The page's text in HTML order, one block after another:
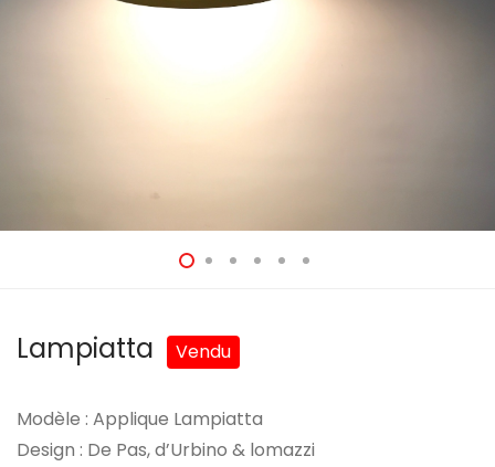
Lampiatta
Modèle : Applique Lampiatta
Design : De Pas, d’Urbino & lomazzi